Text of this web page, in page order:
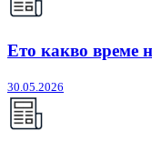
Ето какво време
30.05.2026